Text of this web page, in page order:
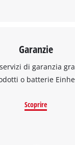
Garanzie
di garanzia
o batterie
Scoprire